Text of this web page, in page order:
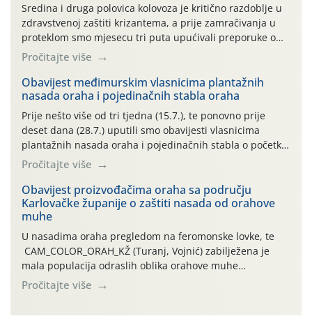
Sredina i druga polovica kolovoza je kritično razdoblje u
zdravstvenoj zaštiti krizantema, a prije zamračivanja u
proteklom smo mjesecu tri puta upućivali preporuke o
preventivnim mjerama zaštite krizantema od najčešćih
uzročnika bolesti, štetnika i fito-fagnih grinja (23.7., 14.7.,
06.7.)! Na početku ovog mjeseca je zabilježeno je
povijesno i ekstremno vruće meteorološko razdoblje, uz
najviše temperature […]
Pročitajte više
Obavijest međimurskim vlasnicima plantažnih
nasada oraha i pojedinačnih stabla oraha
Prije nešto više od tri tjedna (15.7.), te ponovno prije
deset dana (28.7.) uputili smo obavijesti vlasnicima
plantažnih nasada oraha i pojedinačnih stabla o početku
leta i ovogodišnjoj potrebi usmjerenog suzbijanja
orahove muhe (Rhagoletis completa)! Već dvanaest dana
traje drugi ovogodišnji “toplinski udar”, koji naročito
izražen zadnja šest dana (31.7.-05.8.), jer najviše
temperature zraka svakodnevno […]
Pročitajte više
Obavijest proizvođačima oraha sa području
Karlovačke županije o zaštiti nasada od orahove
muhe
U nasadima oraha pregledom na feromonske lovke, te
CAM_COLOR_ORAH_KŽ (Turanj, Vojnić) zabilježena je
mala populacija odraslih oblika orahove muhe
(Rhagoletis completa). Niska brojnost može se objasniti
činjenicom da je riječ o mladim nasadima s vrlo malim
Pročitajte više